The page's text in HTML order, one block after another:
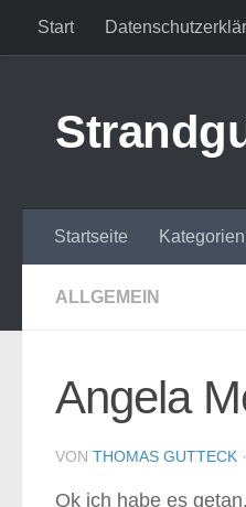
Zum Inhalt springen
Start
Startseite Kategorien
ALLGEMEIN
Angela
VON THOMAS GUTTECK ·
Ok ich habe es